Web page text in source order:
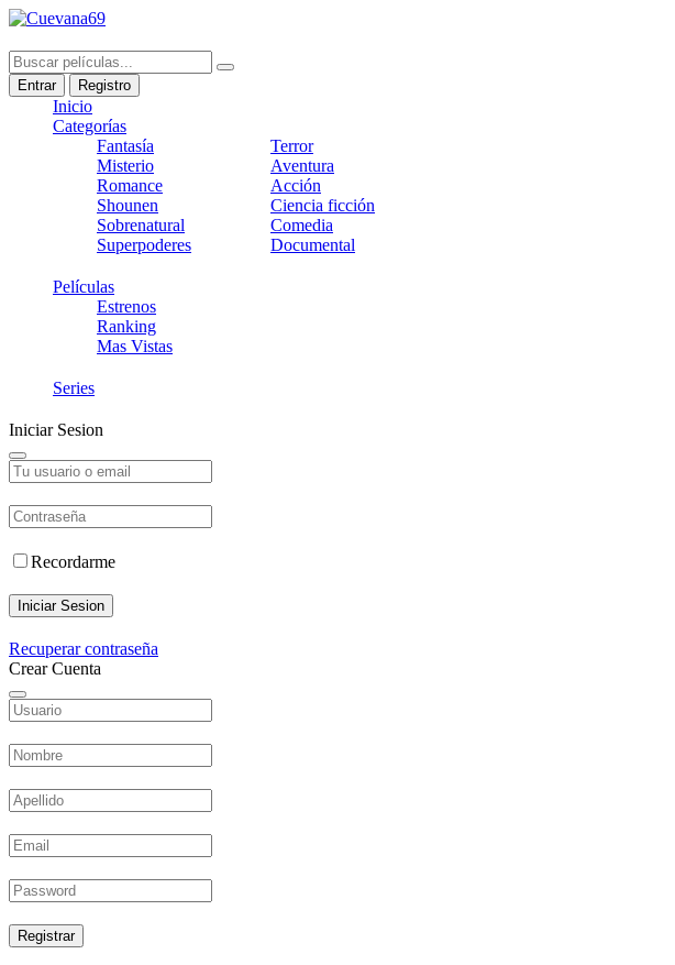
Entrar Registro
Inicio
Categorías
Fantasía
Misterio
Romance
Shounen
Sobrenatural
Superpoderes
Terror
Aventura
Acción
Ciencia ficción
Comedia
Documental
Películas
Estrenos
Ranking
Mas Vistas
Series
Iniciar Sesion
Recordarme
Iniciar Sesion
Recuperar contraseña
Crear Cuenta
Registrar